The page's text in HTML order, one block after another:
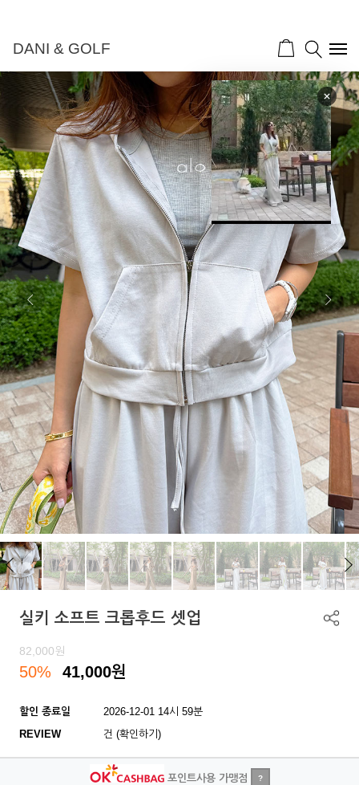
DANI & GOLF
실키 소프트 크롭후드 셋업
82,000원
50% 41,000원
할인 종료일
2026-12-01 14시 59분
REVIEW
건 (확인하기)
포인트사용 가맹점 ?